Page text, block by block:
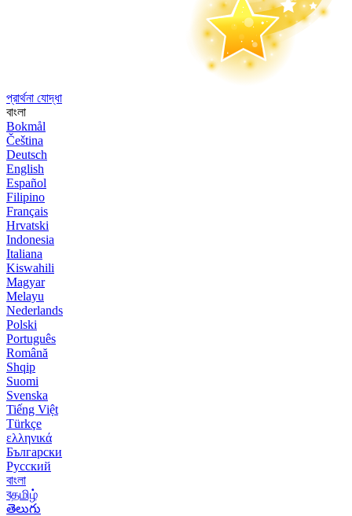
প্রার্থনা যোদ্ধা
বাংলা
Bokmål
Čeština
Deutsch
English
Español
Filipino
Français
Hrvatski
Indonesia
Italiana
Kiswahili
Magyar
Melayu
Nederlands
Polski
Português
Română
Shqip
Suomi
Svenska
Tiếng Việt
Türkçe
ελληνικά
Български
Русский
বাংলা
বதமிழ்
తెలుగు